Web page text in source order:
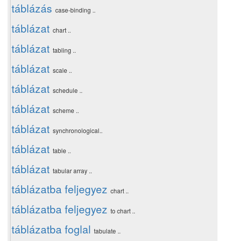
táblázás case-binding ..
táblázat chart ..
táblázat tabling ..
táblázat scale ..
táblázat schedule ..
táblázat scheme ..
táblázat synchronological..
táblázat table ..
táblázat tabular array ..
táblázatba feljegyez chart ..
táblázatba feljegyez to chart ..
táblázatba foglal tabulate ..